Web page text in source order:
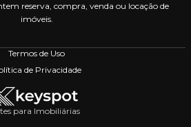
reserva, compra, venda ou locação de
imóveis.
Termos de Uso
de Privacidade
para Imobiliárias